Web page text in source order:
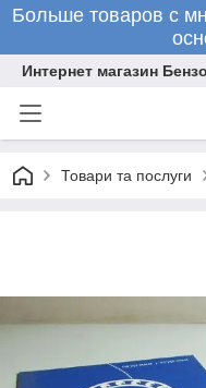
Больше товаров с
Интернет магазин
Товари та послуги